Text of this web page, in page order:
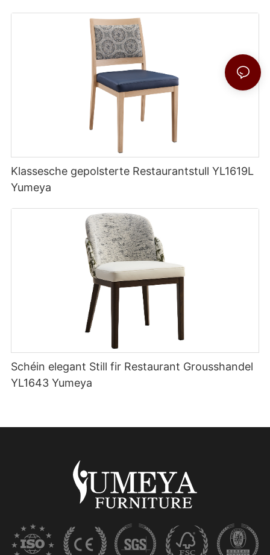
Klassesche gepolsterte Restaurantstull YL1619L
Yumeya
Schéin elegant Still fir Restaurant Grousshandel
YL1643 Yumeya